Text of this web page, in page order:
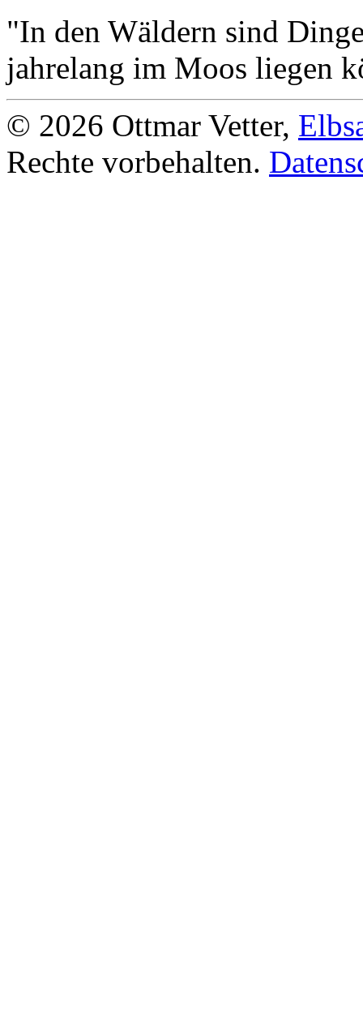
"In den Wäldern sind
jahrelang im Moos liegen
© 2026 Ottmar Vetter,
Rechte vorbehalten.